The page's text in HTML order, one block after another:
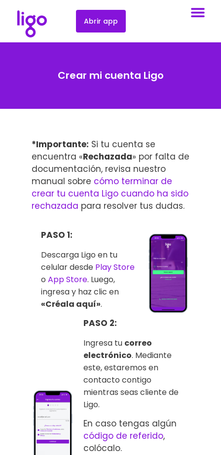
Abrir app
Crear mi cuenta Ligo
*Importante: Si tu cuenta se
encuentra «Rechazada» por falta de
documentación, revisa nuestro
manual sobre cómo terminar de
crear tu cuenta Ligo cuando ha sido
rechazada para resolver tus dudas.
PASO 1:
Descarga Ligo en tu
celular desde Play Store
o App Store. Luego,
ingresa y haz clic en
«Créala aquí».
PASO 2:
Ingresa tu correo
electrónico. Mediante
este, estaremos en
contacto contigo
mientras seas cliente de
Ligo.
En caso tengas algún
código de referido,
colócalo.